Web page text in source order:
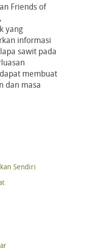
Friends of
yang
informasi
sawit pada
membuat
dan masa
Sendiri